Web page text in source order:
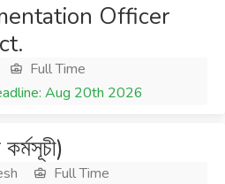
Officer
Full Time
Aug 20th 2026
Full Time